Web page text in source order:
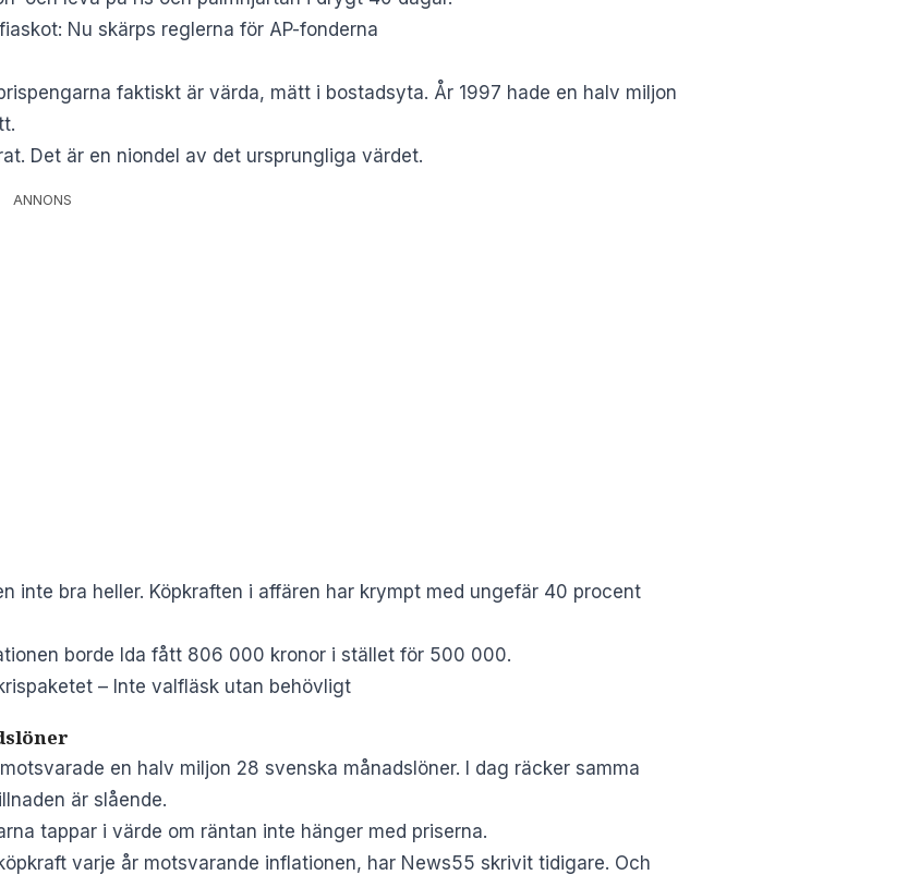
Nu skärps reglerna för AP-fonderna
faktiskt är värda, mätt i bostadsyta. År 1997 hade en halv miljon
Det är en niondel av det ursprungliga värdet.
ANNONS
inte bra heller. Köpkraften i affären har krympt med ungefär 40 procent
borde Ida fått 806 000 kronor i stället för 500 000.
– Inte valfläsk utan behövligt
en halv miljon 28 svenska månadslöner. I dag räcker samma
är slående.
tappar i värde om räntan inte hänger med priserna.
varje år motsvarande inflationen, har News55 skrivit tidigare. Och